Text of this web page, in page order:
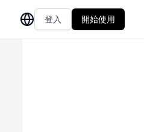
登入 開始使用